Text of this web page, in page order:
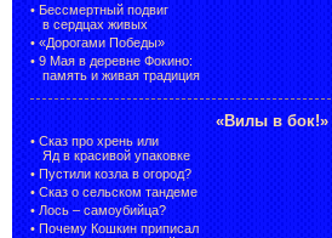
• Бессмертный подвиг
в сердцах живых
• «Дорогами Победы»
• 9 Мая в деревне Фокино:
память и живая традиция
«Вилы в бок!»
• Сказ про хрень или
Яд в красивой упаковке
• Пустили козла в огород?
• Сказ о сельском тандеме
• Лось – самоубийца?
• Почему Кошкин приписал